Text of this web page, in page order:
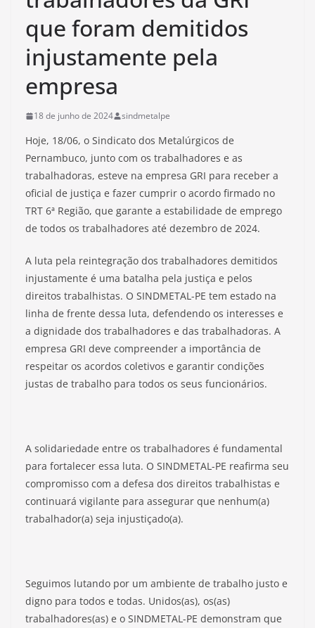
que foram demitidos
injustamente pela
empresa
18 de junho de 2024 sindmetalpe
Hoje, 18/06, o Sindicato dos Metalúrgicos de
Pernambuco, junto com os trabalhadores e as
trabalhadoras, esteve na empresa GRI para receber a
oficial de justiça e fazer cumprir o acordo firmado no
TRT 6ª Região, que garante a estabilidade de emprego
de todos os trabalhadores até dezembro de 2024.
A luta pela reintegração dos trabalhadores demitidos
injustamente é uma batalha pela justiça e pelos
direitos trabalhistas. O SINDMETAL-PE tem estado na
linha de frente dessa luta, defendendo os interesses e
a dignidade dos trabalhadores e das trabalhadoras. A
empresa GRI deve compreender a importância de
respeitar os acordos coletivos e garantir condições
justas de trabalho para todos os seus funcionários.
A solidariedade entre os trabalhadores é fundamental
para fortalecer essa luta. O SINDMETAL-PE reafirma seu
compromisso com a defesa dos direitos trabalhistas e
continuará vigilante para assegurar que nenhum(a)
trabalhador(a) seja injustiçado(a).
Seguimos lutando por um ambiente de trabalho justo e
digno para todos e todas. Unidos(as), os(as)
trabalhadores(as) e o SINDMETAL-PE demonstram que